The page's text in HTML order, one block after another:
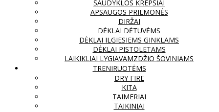
ŠAUDYKLOS KREPŠIAI
APSAUGOS PRIEMONĖS
DIRŽAI
DĖKLAI DĖTUVĖMS
DĖKLAI ILGIESIEMS GINKLAMS
DĖKLAI PISTOLETAMS
LAIKIKLIAI LYGIAVAMZDŽIO ŠOVINIAMS
TRENIRUOTĖMS
DRY FIRE
KITA
TAIMERIAI
TAIKINIAI